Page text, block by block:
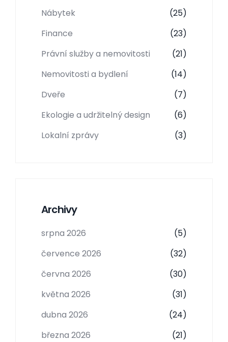
Nábytek
(25)
Finance
(23)
Právní služby a nemovitosti
(21)
Nemovitosti a bydlení
(14)
Dveře
(7)
Ekologie a udržitelný design
(6)
Lokalní zprávy
(3)
Archivy
srpna 2026
(5)
července 2026
(32)
června 2026
(30)
května 2026
(31)
dubna 2026
(24)
března 2026
(21)